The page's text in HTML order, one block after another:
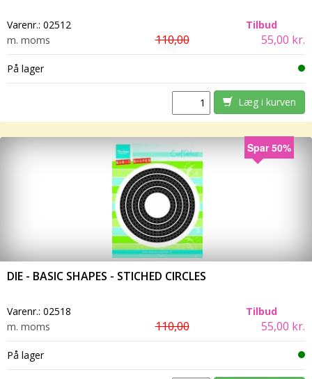
Varenr.: 02512
Tilbud
m. moms
110,00 55,00 kr.
På lager
Læg i kurven
Spar 50%
DIE - BASIC SHAPES - STICHED CIRCLES
Varenr.: 02518
Tilbud
m. moms
110,00 55,00 kr.
På lager